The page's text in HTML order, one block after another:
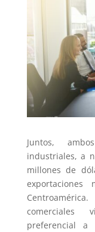
Juntos,
industriales, a
millones de
comerciales
preferencial a